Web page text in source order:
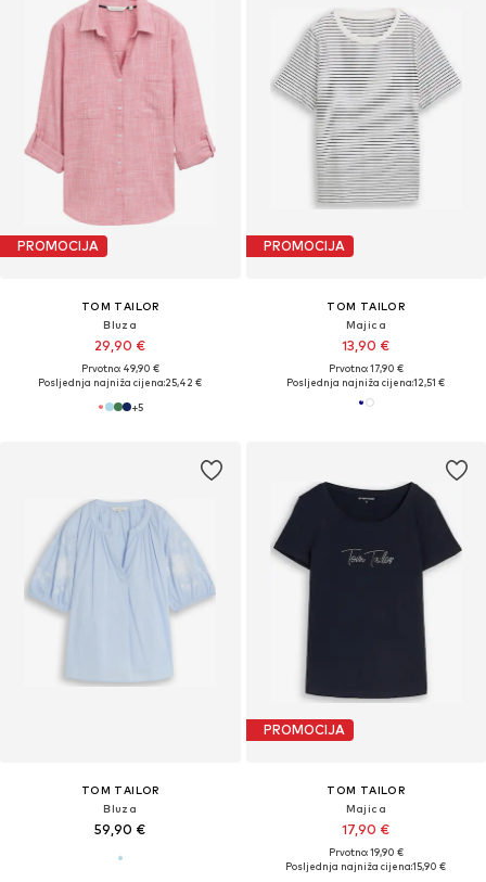
PROMOCIJA
TOM TAILOR
Bluza
29,90 €
Prvotno: 49,90 €
Posljednja najniža cijena:25,42 €
+5
PROMOCIJA
TOM TAILOR
Majica
13,90 €
Prvotno: 17,90 €
Posljednja najniža cijena:12,51 €
TOM TAILOR
Bluza
59,90 €
PROMOCIJA
TOM TAILOR
Majica
17,90 €
Prvotno: 19,90 €
Posljednja najniža cijena:15,90 €